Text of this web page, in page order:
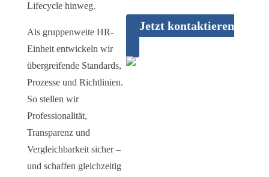
Lifecycle hinweg.
Als gruppenweite HR-
Einheit entwickeln wir
übergreifende Standards,
Prozesse und Richtlinien.
So stellen wir
Professionalität,
Transparenz und
Vergleichbarkeit sicher –
und schaffen gleichzeitig
Jetzt kontaktieren